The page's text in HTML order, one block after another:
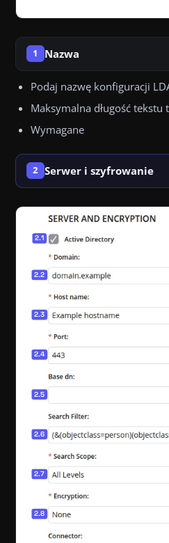
1 Nazwa
Podaj nazwę konfiguracji
Maksymalna długość tekstu
Wymagane
2 Serwer i szyfrowanie